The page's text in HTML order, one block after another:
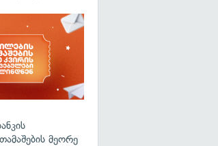
მეორე